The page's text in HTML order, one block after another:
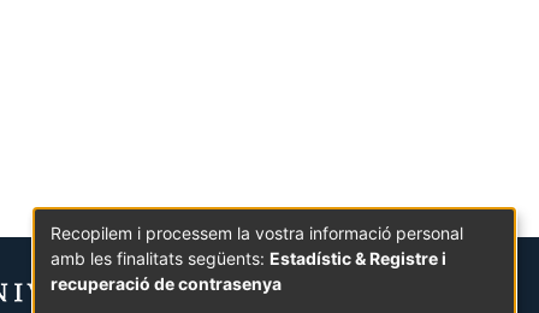
Recopilem i processem la vostra informació personal
amb les finalitats següents: Estadístic & Registre i
recuperació de contrasenya